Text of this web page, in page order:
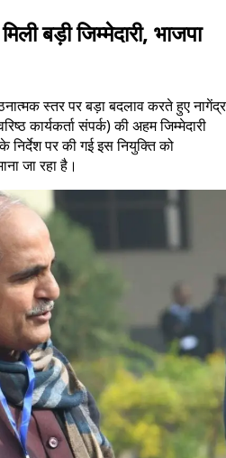
बड़ी जिम्मेदारी, भाजपा
स्तर पर बड़ा बदलाव करते हुए नागेंद्र
कार्यकर्ता संपर्क) की अहम जिम्मेदारी
निर्देश पर की गई इस नियुक्ति को
जा रहा है।